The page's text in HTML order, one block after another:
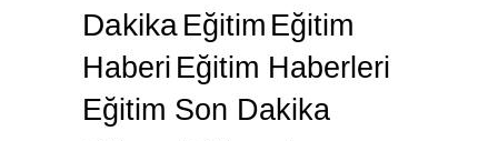
Dakika Eğitim Eğitim
Haberi Eğitim Haberleri
Eğitim Son Dakika